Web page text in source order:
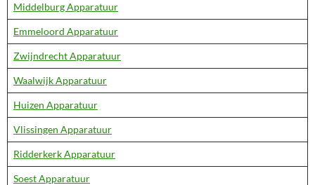
Middelburg Apparatuur
Emmeloord Apparatuur
Zwijndrecht Apparatuur
Waalwijk Apparatuur
Huizen Apparatuur
Vlissingen Apparatuur
Ridderkerk Apparatuur
Soest Apparatuur